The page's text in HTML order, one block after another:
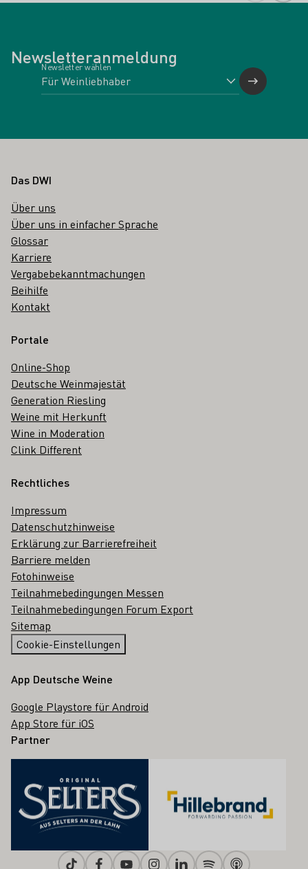
Newsletteranmeldung
Newsletter wählen
Fußbereich
Das DWI
Über uns
Über uns in einfacher Sprache
Glossar
Karriere
Vergabebekanntmachungen
Beihilfe
Kontakt
Portale
Online-Shop
Deutsche Weinmajestät
Generation Riesling
Weine mit Herkunft
Wine in Moderation
Clink Different
Rechtliches
Impressum
Datenschutzhinweise
Erklärung zur Barrierefreiheit
Barriere melden
Fotohinweise
Teilnahmebedingungen Messen
Teilnahmebedingungen Forum Export
Sitemap
Cookie-Einstellungen
App Deutsche Weine
Google Playstore für Android
App Store für iOS
Partner